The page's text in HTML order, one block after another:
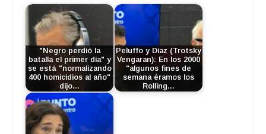
"Negro perdió la
batalla el primer día" y
se está "normalizando
400 homicidios al año"
dijo…
Peluffo y Díaz (Trotsky
Vengaran): En los 2000
"algunos fines de
semana éramos los
Rolling…